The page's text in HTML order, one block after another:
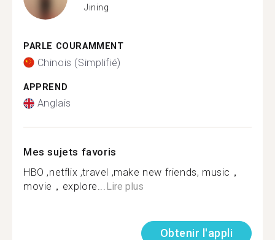
Jining
PARLE COURAMMENT
Chinois (Simplifié)
APPREND
Anglais
Mes sujets favoris
HBO ,netflix ,travel ,make new friends, music，
movie，explore...Lire plus
Obtenir l'appli